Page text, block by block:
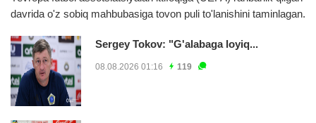
davrida o'z sobiq mahbubasiga tovon puli to'lanishini taminlagan.
Sergey Tokov: "G'alabaga loyiq...
08.08.2026 01:16 119